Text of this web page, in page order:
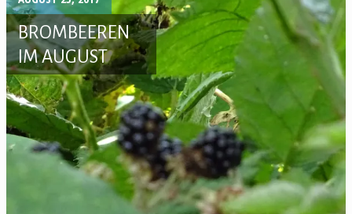
BROMBEEREN
IM AUGUST